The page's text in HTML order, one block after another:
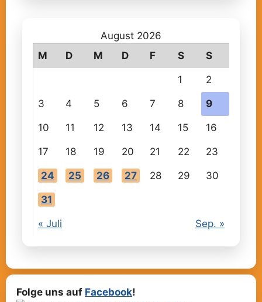
August 2026
M
D M D F S S
1 2
3 4 5 6 7 8 9
10 11 12 13 14 15 16
17 18 19 20 21 22 23
24 25 26 27 28 29 30
31
« Juli Sep. »
Folge uns auf Facebook!